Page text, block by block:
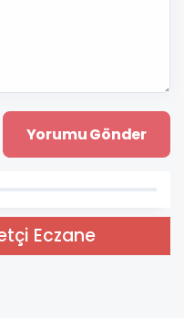
Eczane